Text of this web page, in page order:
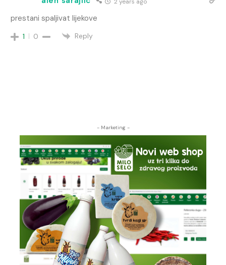
prestani spaljivat lijekove
1 0 Reply
- Marketing -